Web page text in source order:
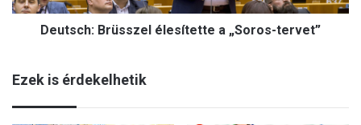
r
B
s
Deutsch: Brüsszel élesítette a „Soros-tervet”
Ezek is érdekelhetik